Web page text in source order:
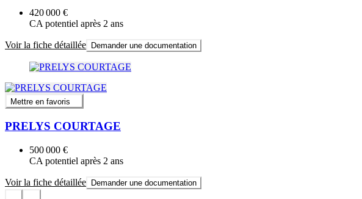
420 000 €
CA potentiel après 2 ans
Voir la fiche détaillée Demander une documentation
Mettre en favoris
PRELYS COURTAGE
500 000 €
CA potentiel après 2 ans
Voir la fiche détaillée Demander une documentation